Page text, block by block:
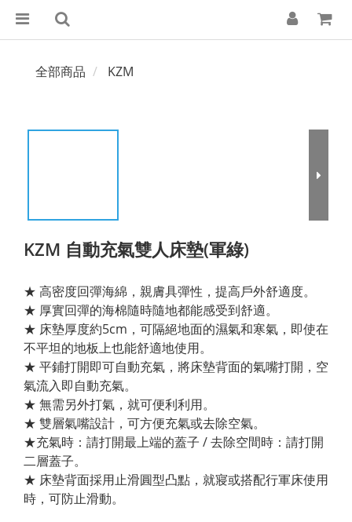
全部商品 KZM
KZM 自動充氣雙人床墊(軍綠)
★ 高密度回彈海綿，親膚具彈性，提高戶外舒適度。
★ 厚實回彈的海棉隨時隨地都能感受到舒適。
★ 床墊厚度約5cm，可隔絕地面的濕氣和寒氣，即使在
不平坦的地板上也能舒適地使用。
★ 平鋪打開即可自動充氣，將床墊背面的氣嘴打開，空
氣流入即自動充氣。
★ 無需另外打氣，就可便利利用。
★ 雙層氣嘴設計，可方便充氣或去除空氣。
★充氣時：請打開最上端的蓋子 / 去除空間時：請打開
二層蓋子。
★ 床墊背面採用止滑圓型凸點，就寢或搭配行軍床使用
時，可防止滑動。